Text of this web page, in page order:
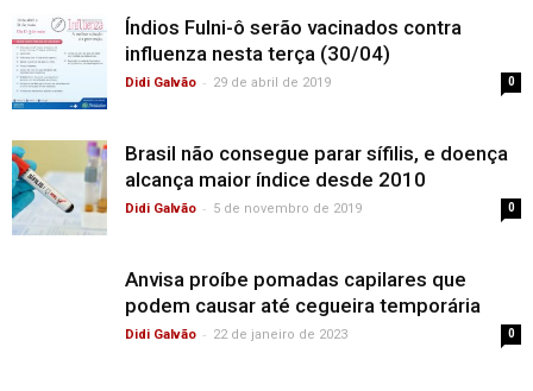
Índios Fulni-ô serão vacinados contra
influenza nesta terça (30/04)
Didi Galvão - 29 de abril de 2019 0
Brasil não consegue parar sífilis, e doença
alcança maior índice desde 2010
Didi Galvão - 5 de novembro de 2019 0
Anvisa proíbe pomadas capilares que
podem causar até cegueira temporária
Didi Galvão - 22 de janeiro de 2023 0